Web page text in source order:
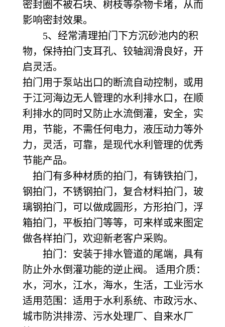
密封圈不被石块、树枝等杂物卡堵，从而
影响密封效果。
5、经常清理拍门下方沉砂池内的积
物，保持拍门支耳孔、铰轴润滑良好，开
启灵活。
拍门用于泵站出口的断流自动控制，或用
于江河海边无人管理的水利排水口，在顺
利排水的同时又防止水流倒灌，安全，实
用，节能，不需任何电力，液压动力等外
力，灵活，可靠，是现代水利管理的优秀
节能产品。
拍门有多种材质的拍门，有铸铁拍门，
钢拍门，不锈钢拍门，复合材料拍门，玻
璃钢拍门，可以做成圆形，方形拍门，浮
箱拍门，平板拍门等等，可来样或来图定
做各样拍门，欢迎新老客户采购。
拍门：安装于排水管道的尾端，具有
防止外水倒灌功能的逆止阀。 适用介质：
水，河水，江水，海水，生活，工业污水
适用范围：适用于水利系统、市政污水、
城市防洪排涝、污水处理厂、自来水厂